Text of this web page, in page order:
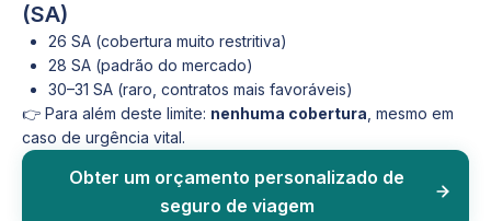
(SA)
26 SA (cobertura muito restritiva)
28 SA (padrão do mercado)
30–31 SA (raro, contratos mais favoráveis)
👉 Para além deste limite: nenhuma cobertura , mesmo em
caso de urgência vital.
Obter um orçamento personalizado de
seguro de viagem